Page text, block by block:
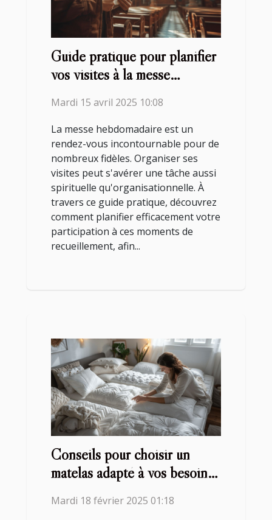
Guide pratique pour planifier
vos visites à la messe
Mardi 15 avril 2025 10:08
La messe hebdomadaire est un
rendez-vous incontournable pour de
nombreux fidèles. Organiser ses
visites peut s'avérer une tâche aussi
spirituelle qu'organisationnelle. À
travers ce guide pratique, découvrez
comment planifier efficacement votre
participation à ces moments de
recueillement, afin...
Conseils pour choisir un
matelas adapté à vos besoins
Mardi 18 février 2025 01:18